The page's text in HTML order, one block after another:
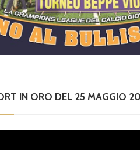
IN ORO DEL 25 MAGGIO